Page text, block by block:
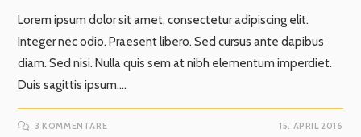
Lorem ipsum dolor sit amet, consectetur adipiscing elit.
Integer nec odio. Praesent libero. Sed cursus ante dapibus
diam. Sed nisi. Nulla quis sem at nibh elementum imperdiet.
Duis sagittis ipsum.…
3 KOMMENTARE 15. APRIL 2016